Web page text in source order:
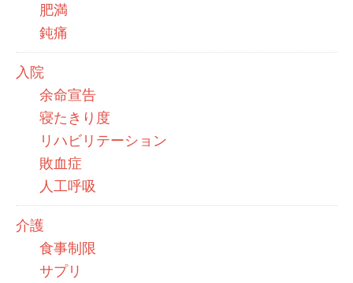
肥満
鈍痛
入院
余命宣告
寝たきり度
リハビリテーション
敗血症
人工呼吸
介護
食事制限
サプリ